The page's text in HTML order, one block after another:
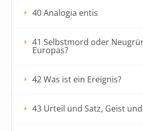
40 Analogia entis
41 Selbstmord oder
Europas?
42 Was ist ein Ereignis?
43 Urteil und Satz, Geist